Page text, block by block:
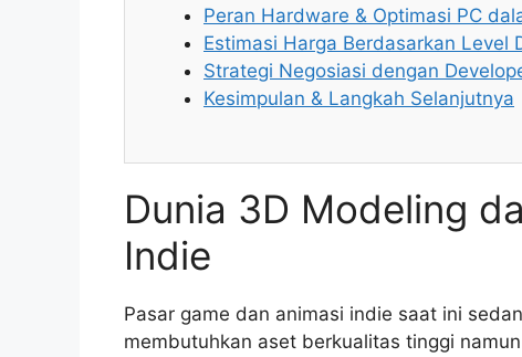
Peran Hardware & Optimasi PC
Estimasi Harga Berdasarkan Level
Strategi Negosiasi dengan
Kesimpulan & Langkah Selanjutnya
Dunia 3D Modeling
Indie
Pasar game dan animasi indie saat ini
membutuhkan aset berkualitas tinggi